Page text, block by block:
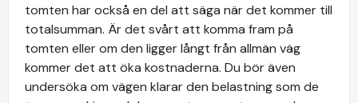
tomten har också en del att säga när det kommer till
totalsumman. Är det svårt att komma fram på
tomten eller om den ligger långt från allmän väg
kommer det att öka kostnaderna. Du bör även
undersöka om vägen klarar den belastning som de